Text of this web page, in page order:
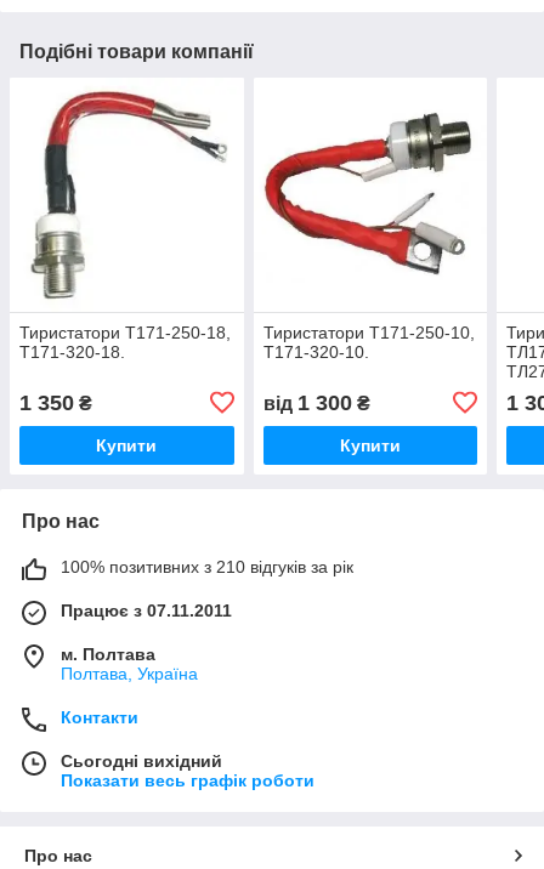
Подібні товари компанії
Тиристатори Т171-250-18,
Т171-320-18.
1 350 ₴
Купити
Тиристатори Т171-250-10,
Т171-320-10.
від 1 300₴
Купити
1
Про нас
100% позитивних з 210 відгуків за рік
Працює з 07.11.2011
м. Полтава
Полтава, Україна
Контакти
Сьогодні вихідний
Показати весь графік роботи
Про нас